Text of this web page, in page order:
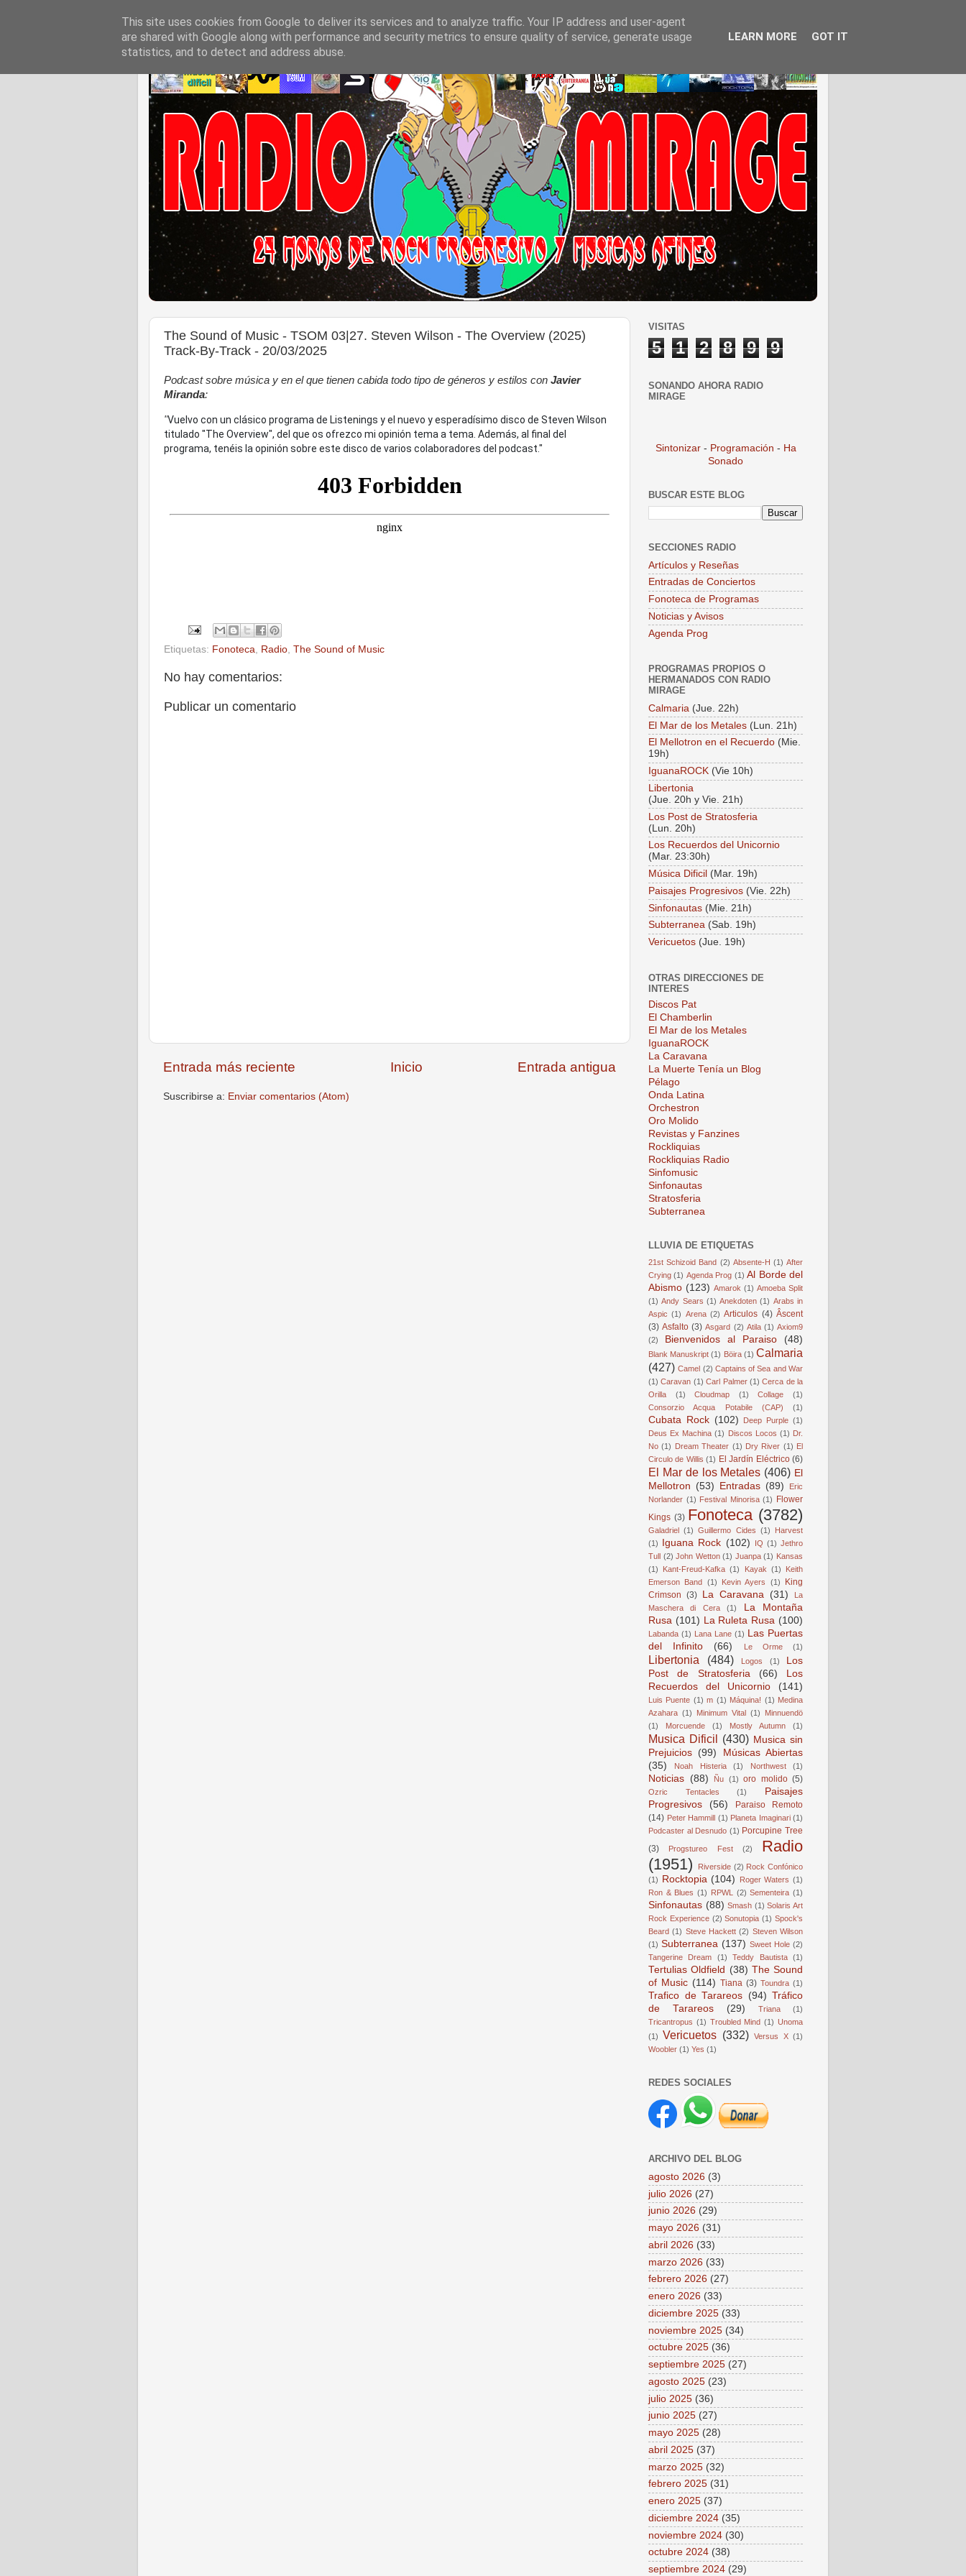
The Sound of Music - TSOM 03|27. Steven Wilson - The Overview (2025)
Track-By-Track - 20/03/2025
Podcast sobre música y en el que tienen cabida todo tipo de géneros y estilos con Javier
Miranda:
"Vuelvo con un clásico programa de Listenings y el nuevo y esperadísimo disco de Steven Wilson
titulado "The Overview", del que os ofrezco mi opinión tema a tema. Además, al final del
programa, tenéis la opinión sobre este disco de varios colaboradores del podcast."
Etiquetas: Fonoteca, Radio, The Sound of Music
No hay comentarios:
Publicar un comentario
Entrada más reciente Entrada antigua
Inicio
Suscribirse a: Enviar comentarios (Atom)
VISITAS
5 1 2 8 9 9
SONANDO AHORA RADIO
MIRAGE
Sintonizar - Programación - Ha
Sonado
BUSCAR ESTE BLOG
SECCIONES RADIO
Artículos y Reseñas
Entradas de Conciertos
Fonoteca de Programas
Noticias y Avisos
Agenda Prog
PROGRAMAS PROPIOS O
HERMANADOS CON RADIO
MIRAGE
Calmaria (Jue. 22h)
El Mar de los Metales (Lun. 21h)
El Mellotron en el Recuerdo (Mie.
19h)
IguanaROCK (Vie 10h)
Libertonia
(Jue. 20h y Vie. 21h)
Los Post de Stratosferia
(Lun. 20h)
Los Recuerdos del Unicornio
(Mar. 23:30h)
Música Dificil (Mar. 19h)
Paisajes Progresivos (Vie. 22h)
Sinfonautas (Mie. 21h)
Subterranea (Sab. 19h)
Vericuetos (Jue. 19h)
OTRAS DIRECCIONES DE
INTERES
Discos Pat
El Chamberlin
El Mar de los Metales
IguanaROCK
La Caravana
La Muerte Tenía un Blog
Pélago
Onda Latina
Orchestron
Oro Molido
Revistas y Fanzines
Rockliquias
Rockliquias Radio
Sinfomusic
Sinfonautas
Stratosferia
Subterranea
LLUVIA DE ETIQUETAS
21st Schizoid Band (2) Absente-H (1) After
Crying (1) Agenda Prog (1) Al Borde del
Abismo (123) Amarok (1) Amoeba Split
(1) Andy Sears (1) Anekdoten (1) Arabs in
Aspic (1) Arena (2) Articulos (4) Âscent
(3) Asfalto (3) Asgard (2) Atila (1) Axiom9
(2)
Bienvenidos al Paraiso (48)
Blank Manuskript (1) Böira (1) Calmaria
(427) Camel (2) Captains of Sea and War
(1) Caravan (1) Carl Palmer (1) Cerca de la
Orilla
(1) Cloudmap (1) Collage
(1)
Consorzio Acqua Potabile (CAP)
(1)
Cubata Rock (102) Deep Purple (1)
Deus Ex Machina (1) Discos Locos (1) Dr.
No (1) Dream Theater (1) Dry River (1) El
Circulo de Willis (1) El Jardín Eléctrico (6)
El Mar de los Metales (406) El
Mellotron (53) Entradas (89)
Eric
Norlander (1) Festival Minorisa (1) Flower
Kings (3) Fonoteca (3782)
Galadriel (1) Guillermo Cides (1)
Harvest
(1) Iguana Rock (102) IQ (1) Jethro
Tull (2) John Wetton (1) Juanpa (1) Kansas
(1)
Kant-Freud-Kafka (1) Kayak (1)
Keith
Emerson Band (1) Kevin Ayers (1)
King
Crimson (3) La Caravana (31)
La
Maschera di Cera
(1)
La Montaña
Rusa (101) La Ruleta Rusa (100)
Labanda (1) Lana Lane (1) Las Puertas
del Infinito
(66) Le Orme (1)
Libertonia (484) Logos (1)
Los
Post de Stratosferia
(66)
Los
Recuerdos del Unicornio
(141)
Luis Puente (1) m (1) Máquina! (1) Medina
Azahara (1) Minimum Vital (1)
Minnuendö
(1)
Morcuende (1) Mostly Autumn (1)
Musica Dificil (430) Musica sin
Prejuicios (99)
Músicas Abiertas
(35)
Noah Histeria (1) Northwest (1)
Noticias (88) Ñu (1) oro molido (5)
Ozric Tentacles (1)
Paisajes
Progresivos
(56)
Paraiso Remoto
(14) Peter Hammill (1) Planeta Imaginari (1)
Podcaster al Desnudo (1) Porcupine Tree
(3)
Progstureo Fest (2)
Radio
(1951)
Riverside (2) Rock Confónico
(1) Rocktopia (104) Roger Waters (1)
Ron & Blues (1) RPWL (2) Sementeira (1)
Sinfonautas (88) Smash (1) Solaris Art
Rock Experience (2) Sonutopia (1) Spock's
Beard (1) Steve Hackett (2) Steven Wilson
(1) Subterranea (137) Sweet Hole (2)
Tangerine Dream
(1) Teddy Bautista (1)
Tertulias Oldfield (38) The Sound
of Music (114) Tiana (3) Toundra (1)
Trafico de Tarareos (94) Tráfico
de Tarareos
(29) Triana
(1)
Tricantropus (1) Troubled Mind (1) Unoma
(1)
Vericuetos (332) Versus X (1)
Woobler (1) Yes (1)
REDES SOCIALES
ARCHIVO DEL BLOG
agosto 2026 (3)
julio 2026 (27)
junio 2026 (29)
mayo 2026 (31)
abril 2026 (33)
marzo 2026 (33)
febrero 2026 (27)
enero 2026 (33)
diciembre 2025 (33)
noviembre 2025 (34)
octubre 2025 (36)
septiembre 2025 (27)
agosto 2025 (23)
julio 2025 (36)
junio 2025 (27)
mayo 2025 (28)
abril 2025 (37)
marzo 2025 (32)
febrero 2025 (31)
enero 2025 (37)
diciembre 2024 (35)
noviembre 2024 (30)
octubre 2024 (38)
septiembre 2024 (29)
This site uses cookies from Google to deliver its services and to analyze traffic. Your IP address and user-agent
are shared with Google along with performance and security metrics to ensure quality of service, generate usage
statistics, and to detect and address abuse.
LEARN MORE GOT IT